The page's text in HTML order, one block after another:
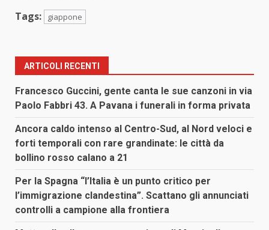
Tags: giappone
ARTICOLI RECENTI
Francesco Guccini, gente canta le sue canzoni in via
Paolo Fabbri 43. A Pavana i funerali in forma privata
Ancora caldo intenso al Centro-Sud, al Nord veloci e
forti temporali con rare grandinate: le città da
bollino rosso calano a 21
Per la Spagna “l’Italia è un punto critico per
l’immigrazione clandestina”. Scattano gli annunciati
controlli a campione alla frontiera